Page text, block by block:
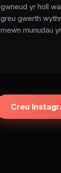
gwneud yr holl
greu gwerth
mewn munudau
Creu